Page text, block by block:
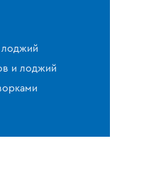
лоджий
и лоджий